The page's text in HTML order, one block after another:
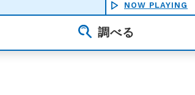
NOW PLAYING
調べる